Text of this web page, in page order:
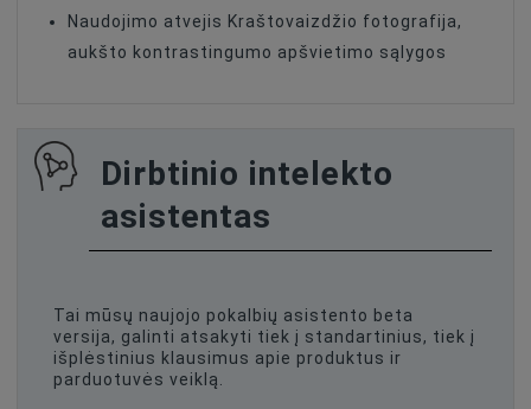
Naudojimo atvejis Kraštovaizdžio fotografija,
aukšto kontrastingumo apšvietimo sąlygos
Dirbtinio intelekto
asistentas
Tai mūsų naujojo pokalbių asistento beta
versija, galinti atsakyti tiek į standartinius, tiek į
išplėstinius klausimus apie produktus ir
parduotuvės veiklą.